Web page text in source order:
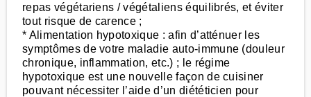
repas végétariens / végétaliens équilibrés, et éviter
tout risque de carence ;
* Alimentation hypotoxique : afin d’atténuer les
symptômes de votre maladie auto-immune (douleur
chronique, inflammation, etc.) ; le régime
hypotoxique est une nouvelle façon de cuisiner
pouvant nécessiter l’aide d’un diététicien pour